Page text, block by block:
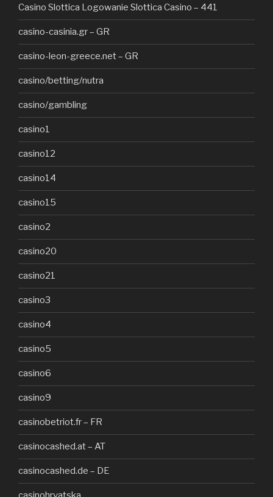
Casino Slottica Logowanie Slottica Casino – 441
casino-casinia.gr – GR
casino-leon-greece.net – GR
casino/betting/nutra
casino/gambling
casino1
casino12
casino14
casino15
casino2
casino20
casino21
casino3
casino4
casino5
casino6
casino9
casinobetriot.fr – FR
casinocashed.at – AT
casinocashed.de – DE